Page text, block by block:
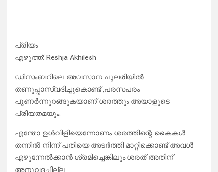
പ്രിയം
എഴുത്ത്: Reshja Akhilesh
ഡിസംബറിലെ അവസാന പുലരിയിൽ
തണുപ്പാസ്വദിച്ചുകൊണ്ട് ,പരസപരം
പുണർന്നുറങ്ങുകയാണ് ശരത്തും അയാളുടെ
പ്രിയതമയും.
എന്തോ ഉൾവിളിയെന്നോണം ശരത്തിന്റെ കൈകൾ
തന്നിൽ നിന്ന് പതിയെ അടർത്തി മാറ്റിക്കൊണ്ട് അവൾ
എഴുന്നേൽക്കാൻ ശ്രമിച്ചെങ്കിലും ശരത് അതിന്
അനുവദച്ചില്ല.